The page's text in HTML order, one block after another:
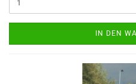
IN DEN